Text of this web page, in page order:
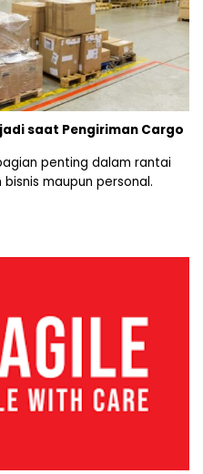
saat Pengiriman Cargo
penting dalam rantai
maupun personal.